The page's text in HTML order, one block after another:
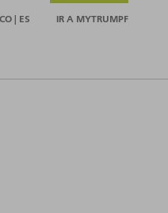
| ES IR A MYTRUMPF